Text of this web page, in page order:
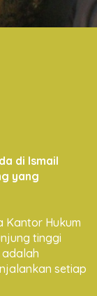
di Ismail
yang
Kantor Hukum
tinggi
setiap